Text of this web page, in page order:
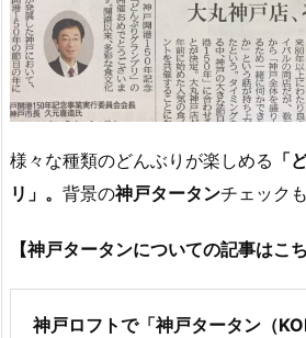
様々な種類のどんぶりが楽しめる 「
リ」。 背景の神戸タータンチェック
【神戸タータンについての記事はこち
神戸ロフトで「神戸タータン（